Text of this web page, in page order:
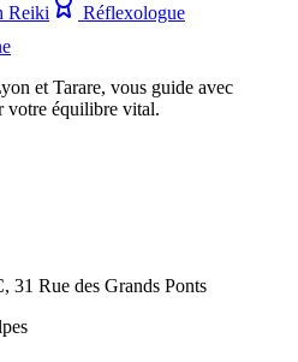
Reiki
Réflexologue
et Tarare, vous guide avec
votre équilibre vital.
31 Rue des Grands Ponts